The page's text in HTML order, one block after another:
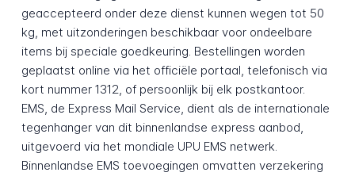
geaccepteerd onder deze dienst kunnen wegen tot 50
kg, met uitzonderingen beschikbaar voor ondeelbare
items bij speciale goedkeuring. Bestellingen worden
geplaatst online via het officiële portaal, telefonisch via
kort nummer 1312, of persoonlijk bij elk postkantoor.
EMS, de Express Mail Service, dient als de internationale
tegenhanger van dit binnenlandse express aanbod,
uitgevoerd via het mondiale UPU EMS netwerk.
Binnenlandse EMS toevoegingen omvatten verzekering